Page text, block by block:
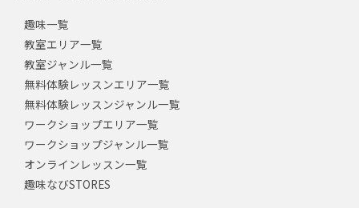
趣味一覧
教室エリア一覧
教室ジャンル一覧
無料体験レッスンエリア一覧
無料体験レッスンジャンル一覧
ワークショップエリア一覧
ワークショップジャンル一覧
オンラインレッスン一覧
趣味なびSTORES